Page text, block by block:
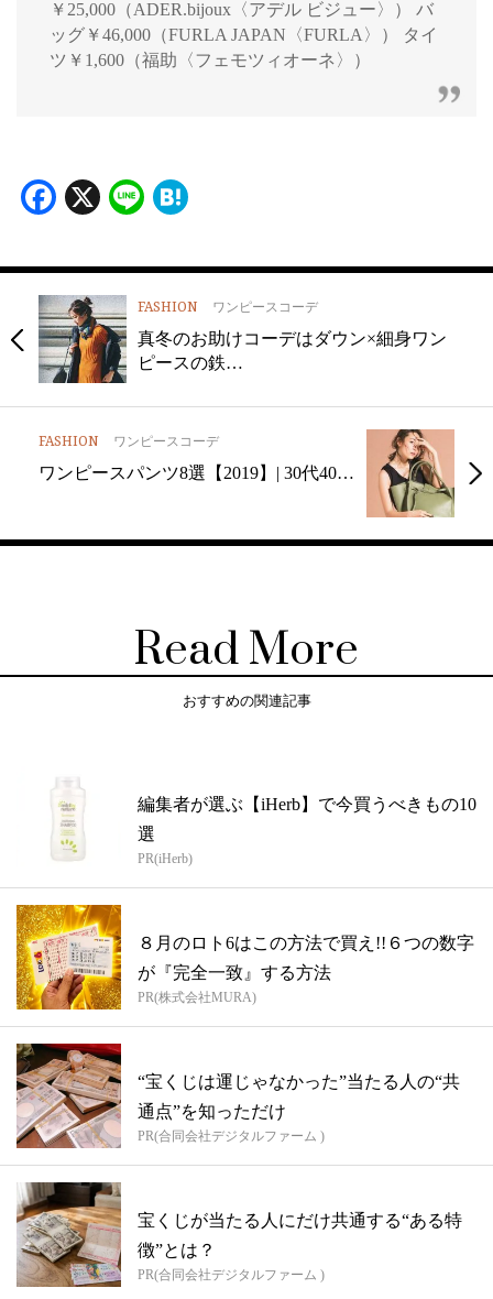
￥25,000（ADER.bijoux〈アデル ビジュー〉） バ
ッグ￥46,000（FURLA JAPAN〈FURLA〉） タイ
ツ￥1,600（福助〈フェモツィオーネ〉）
Facebook
X Line
FASHION ワンピースコーデ
真冬のお助けコーデはダウン×細身ワン
ピースの鉄…
FASHION ワンピースコーデ
ワンピースパンツ8選【2019】| 30代40…
Read More
おすすめの関連記事
編集者が選ぶ【iHerb】で今買うべきもの10
選
PR(iHerb)
８月のロト6はこの方法で買え!!６つの数字
が『完全一致』する方法
PR(株式会社MURA)
“宝くじは運じゃなかった”当たる人の“共
通点”を知っただけ
PR(合同会社デジタルファーム )
宝くじが当たる人にだけ共通する“ある特
徴”とは？
PR(合同会社デジタルファーム )